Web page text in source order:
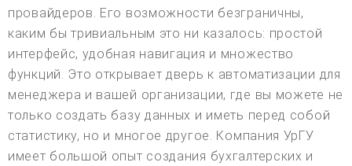
провайдеров. Его возможности безграничны,
каким бы тривиальным это ни казалось: простой
интерфейс, удобная навигация и множество
функций. Это открывает дверь к автоматизации для
менеджера и вашей организации, где вы можете не
только создать базу данных и иметь перед собой
статистику, но и многое другое. Компания УрГУ
имеет большой опыт создания бухгалтерских и